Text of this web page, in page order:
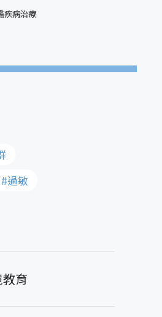
疾病治療
#過敏
育